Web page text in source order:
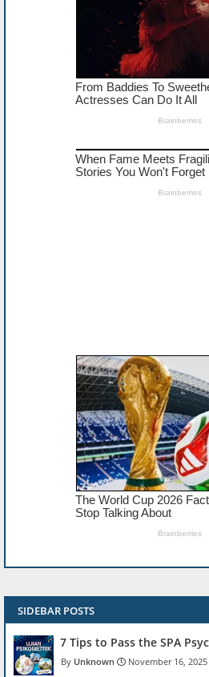
SIDEBAR POSTS
7 Tips to Pass the SPA
Unknown November 16, 2025